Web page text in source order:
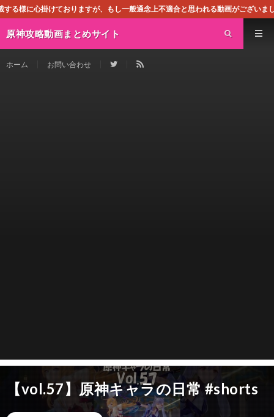
ますが、もし一般通念上不適合と思われる動画がございましたら、下記お
原神攻略動画まとめサイト
ホーム お問い合わせ
【vol.57】原神キャラの日常 #shorts